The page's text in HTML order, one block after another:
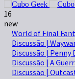
16
new
World of Final
Discussão |
Discussão | Penny
Discussão | A
Discussão |